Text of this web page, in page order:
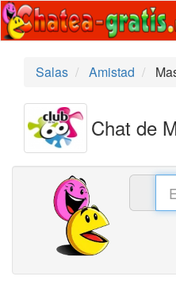
Salas
Amistad
Chat de